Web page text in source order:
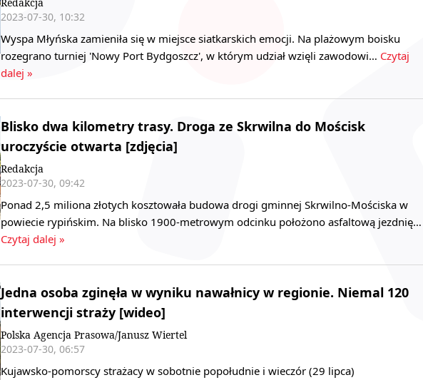
Redakcja
2023-07-30, 10:32
Wyspa Młyńska zamieniła się w miejsce siatkarskich emocji. Na plażowym boisku
rozegrano turniej 'Nowy Port Bydgoszcz', w którym udział wzięli zawodowi… Czytaj
dalej »
Blisko dwa kilometry trasy. Droga ze Skrwilna do Mościsk
uroczyście otwarta [zdjęcia]
Redakcja
2023-07-30, 09:42
Ponad 2,5 miliona złotych kosztowała budowa drogi gminnej Skrwilno-Mościska w
powiecie rypińskim. Na blisko 1900-metrowym odcinku położono asfaltową jezdnię…
Czytaj dalej »
Jedna osoba zginęła w wyniku nawałnicy w regionie. Niemal 120
interwencji straży [wideo]
Polska Agencja Prasowa/Janusz Wiertel
2023-07-30, 06:57
Kujawsko-pomorscy strażacy w sobotnie popołudnie i wieczór (29 lipca)